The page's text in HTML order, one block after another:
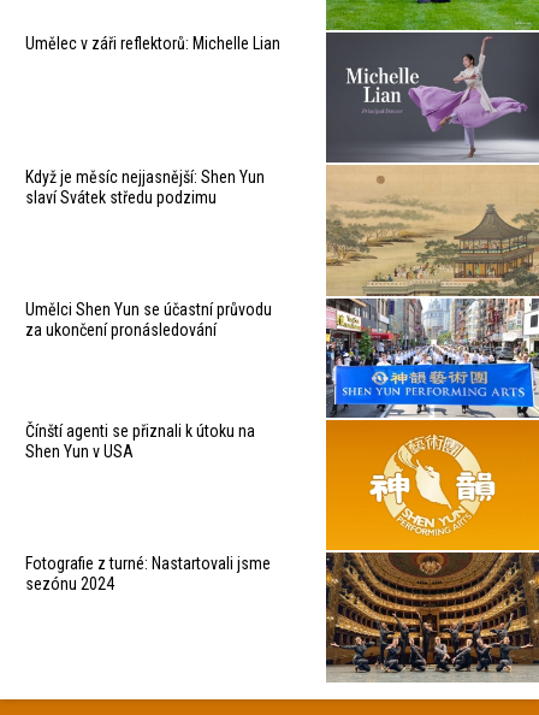
Umělec v záři reflektorů: Michelle Lian
Když je měsíc nejjasnější: Shen Yun
slaví Svátek středu podzimu
Umělci Shen Yun se účastní průvodu
za ukončení pronásledování
Čínští agenti se přiznali k útoku na
Shen Yun v USA
Fotografie z turné: Nastartovali jsme
sezónu 2024